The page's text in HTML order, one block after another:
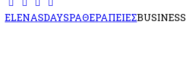
ELENASDAYSPAΘΕΡΑΠΕΙΕΣBUSINESS